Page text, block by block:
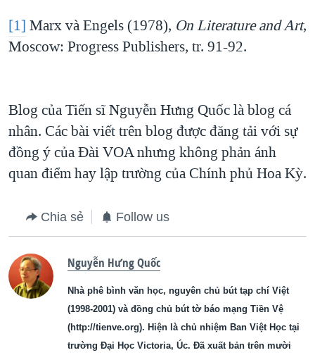
[1] Marx và Engels (1978), On Literature and Art,
Moscow: Progress Publishers, tr. 91-92.
Blog của Tiến sĩ Nguyễn Hưng Quốc là blog cá
nhân. Các bài viết trên blog được đăng tải với sự
đồng ý của Ðài VOA nhưng không phản ánh
quan điểm hay lập trường của Chính phủ Hoa Kỳ.
Chia sẻ Follow us
Nguyễn Hưng Quốc
Nhà phê bình văn học, nguyên chủ bút tạp chí Việt
(1998-2001) và đồng chủ bút tờ báo mạng Tiền Vệ
(http://tienve.org). Hiện là chủ nhiệm Ban Việt Học tại
trường Đại Học Victoria, Úc. Đã xuất bản trên mười